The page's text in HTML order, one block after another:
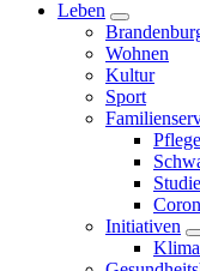
Leben
Wohnen
Kultur
Sport
Initiativen